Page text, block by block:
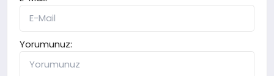
Yorumunuz: